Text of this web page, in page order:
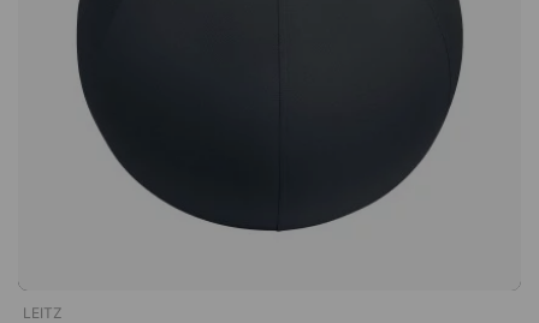
über die Zeit beibehält. Mit schwarzem Stoff bezogen erhält
der Stuhl eine stilvolle und professionelle Ausstrahlung, die
sowohl im Büro als auch im Homeoffice überzeugt. Ein
Sattelstuhl, der für optimalen Komfort und natürliche Haltung
sorgt. Der Sattelsitz unterstützt aufrechtes Sitzen und
reduziert die Belastung von Rücken und Schultern. Die
Rückenlehne lässt sich 16° vor und 6° zurück lehnen Der Sitz
lässt sich 12° und 2° zurück neigen Mit komfortablem
Kalltschaum gepolstert Mit schwarzem Stoff bezogen
LEITZ